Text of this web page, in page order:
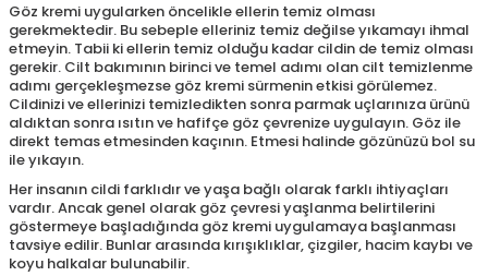
Göz kremi uygularken öncelikle ellerin temiz olması
gerekmektedir. Bu sebeple elleriniz temiz değilse yıkamayı ihmal
etmeyin. Tabii ki ellerin temiz olduğu kadar cildin de temiz olması
gerekir. Cilt bakımının birinci ve temel adımı olan cilt temizlenme
adımı gerçekleşmezse göz kremi sürmenin etkisi görülemez.
Cildinizi ve ellerinizi temizledikten sonra parmak uçlarınıza ürünü
aldıktan sonra ısıtın ve hafifçe göz çevrenize uygulayın. Göz ile
direkt temas etmesinden kaçının. Etmesi halinde gözünüzü bol su
ile yıkayın.
Her insanın cildi farklıdır ve yaşa bağlı olarak farklı ihtiyaçları
vardır. Ancak genel olarak göz çevresi yaşlanma belirtilerini
göstermeye başladığında göz kremi uygulamaya başlanması
tavsiye edilir. Bunlar arasında kırışıklıklar, çizgiler, hacim kaybı ve
koyu halkalar bulunabilir.